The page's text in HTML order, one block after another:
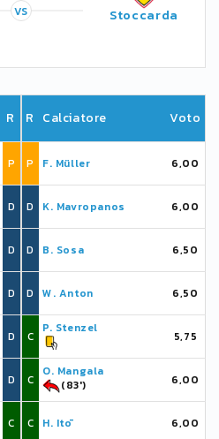
VS Stoccarda
R
P
D
D
D
D
D
C
R Calciatore Voto
P F. Müller 6,00
D K. Mavropanos 6,00
D B. Sosa 6,50
D W. Anton 6,50
C
P. Stenzel
5,75
C
O. Mangala
(83')
6,00
C H. Itō 6,00